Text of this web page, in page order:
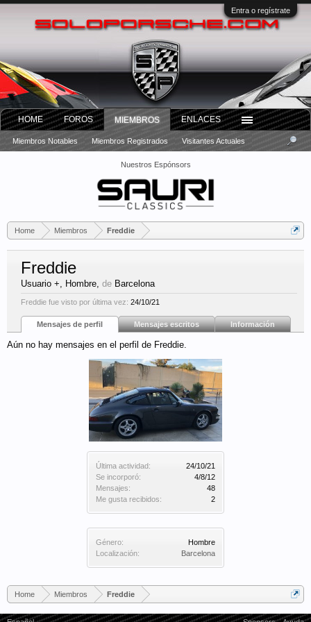
Entra o regístrate
Nuestros Espónsors
Home Miembros Freddie
Última actividad:
24/10/21
Se incorporó:
4/8/12
Mensajes:
48
Me gusta recibidos:
2
Género:
Hombre
Localización:
Barcelona
Freddie
Usuario +, Hombre, de Barcelona
Freddie fue visto por última vez: 24/10/21
Mensajes de perfil Mensajes escritos Información
Aún no hay mensajes en el perfil de Freddie.
Home Miembros Freddie
HOME FOROS MIEMBROS
Miembros Notables Miembros Registrados Visitantes Actuales
ENLACES